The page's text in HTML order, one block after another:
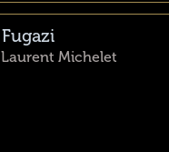
Fugazi
Laurent Michelet